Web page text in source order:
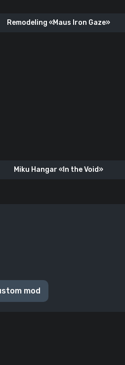
Remodeling «Maus Iron Gaze»
Miku Hangar «In the Void»
mod